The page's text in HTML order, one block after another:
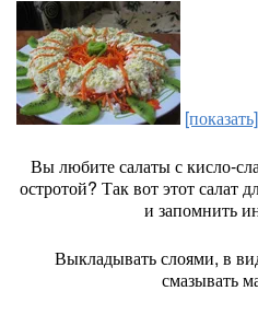
[показать]
Вы любите салаты с кисло-
остротой? Так вот этот салат
и запомнить
Выкладывать слоями, в
смазывать